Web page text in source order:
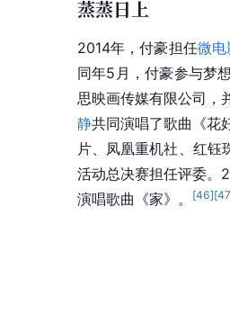
蒸蒸日上
2014年，付豪担任微电
同年5月，付豪参与梦
思映画传媒有限公司，
静共同演唱了歌曲《花
片、凤凰重机社、红钰
活动总决赛担任评委。
演唱歌曲《家》。
[46][